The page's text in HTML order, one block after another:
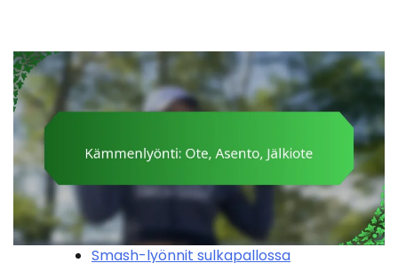
Smash-lyönnit sulkapallossa